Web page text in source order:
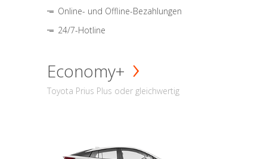
Online- und Offline-Bezahlungen
24/7-Hotline
Economy+
Toyota Prius Plus oder gleichwertig